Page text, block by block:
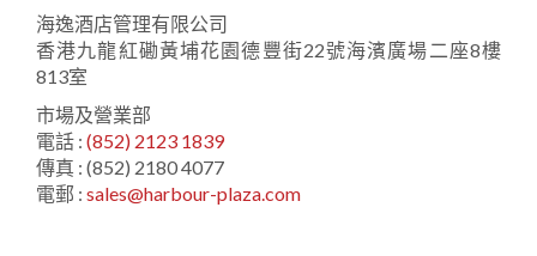
海逸酒店管理有限公司
香港九龍紅磡黃埔花園德豐街22號海濱廣場二座8樓
813室
市場及營業部
電話 : (852) 2123 1839
傳真 : (852) 2180 4077
電郵 : sales@harbour-plaza.com